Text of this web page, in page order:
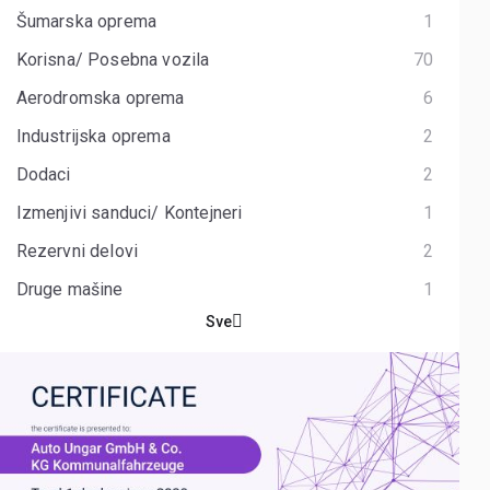
Šumarska oprema
1
Korisna/ Posebna vozila
70
Aerodromska oprema
6
Industrijska oprema
2
Dodaci
2
Izmenjivi sanduci/ Kontejneri
1
Rezervni delovi
2
Druge mašine
1
Sve